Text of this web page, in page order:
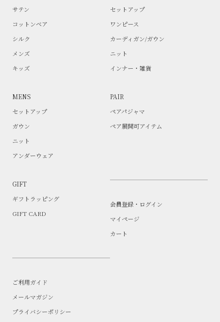
サテン
コットンベア
シルク
メンズ
キッズ
セットアップ
ワンピース
カーディガン/ガウン
ニット
インナー・雑貨
MENS
セットアップ
ガウン
ニット
アンダーウェア
PAIR
ペアパジャマ
ペア展開可アイテム
GIFT
ギフトラッピング
GIFT CARD
会員登録・ログイン
マイページ
カート
ご利用ガイド
メールマガジン
プライバシーポリシー